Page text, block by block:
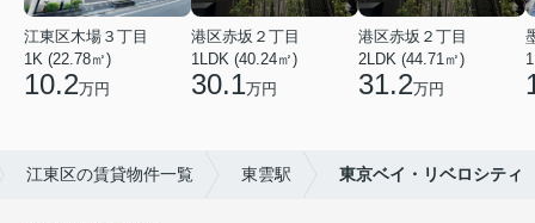
江東区木場３丁目
1K (22.78㎡)
10.2万円
港区赤坂２丁目
1LDK (40.24㎡)
30.1万円
港区赤坂２丁目
2LDK (44.71㎡)
31.2万円
江東区の賃貸物件一覧 東雲駅 東京ベイ・リベロシティ